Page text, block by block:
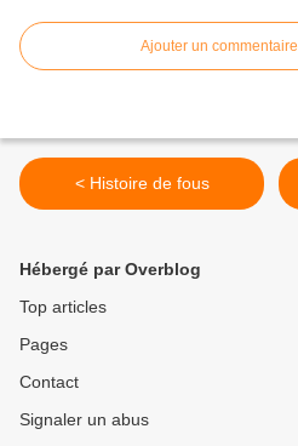
Ajouter un commentaire
< Histoire de fous
Hébergé par Overblog
Top articles
Pages
Contact
Signaler un abus